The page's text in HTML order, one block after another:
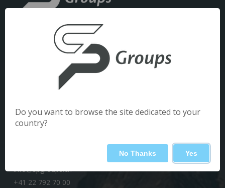
Politique de confidentialité
SP GROUPS GENÈVE
info@spgroups.ch
+41 22 792 70 00
Do you want to browse the site dedicated to your
country?
No Thanks Yes